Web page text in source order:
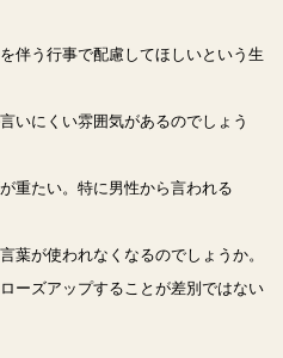
伴う行事で配慮してほしいという生
いにくい雰囲気があるのでしょう
重たい。特に男性から言われる
葉が使われなくなるのでしょうか。
ーズアップすることが差別ではない